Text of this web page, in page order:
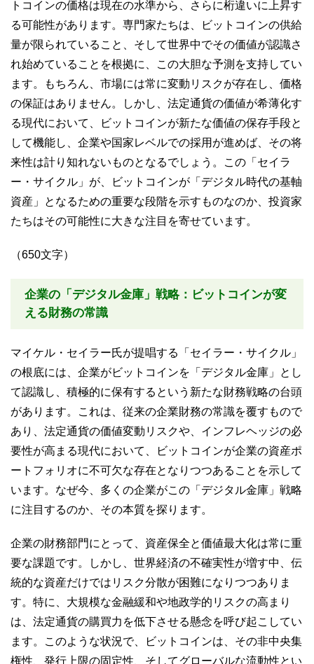
トコインの価格は現在の水準から、さらに桁違いに上昇す
る可能性があります。専門家たちは、ビットコインの供給
量が限られていること、そして世界中でその価値が認識さ
れ始めていることを根拠に、この大胆な予測を支持してい
ます。もちろん、市場には常に変動リスクが存在し、価格
の保証はありません。しかし、法定通貨の価値が希薄化す
る現代において、ビットコインが新たな価値の保存手段と
して機能し、企業や国家レベルでの採用が進めば、その将
来性は計り知れないものとなるでしょう。この「セイラ
ー・サイクル」が、ビットコインが「デジタル時代の基軸
資産」となるための重要な段階を示すものなのか、投資家
たちはその可能性に大きな注目を寄せています。
（650文字）
企業の「デジタル金庫」戦略：ビットコインが変
える財務の常識
マイケル・セイラー氏が提唱する「セイラー・サイクル」
の根底には、企業がビットコインを「デジタル金庫」とし
て認識し、積極的に保有するという新たな財務戦略の台頭
があります。これは、従来の企業財務の常識を覆すもので
あり、法定通貨の価値変動リスクや、インフレヘッジの必
要性が高まる現代において、ビットコインが企業の資産ポ
ートフォリオに不可欠な存在となりつつあることを示して
います。なぜ今、多くの企業がこの「デジタル金庫」戦略
に注目するのか、その本質を探ります。
企業の財務部門にとって、資産保全と価値最大化は常に重
要な課題です。しかし、世界経済の不確実性が増す中、伝
統的な資産だけではリスク分散が困難になりつつありま
す。特に、大規模な金融緩和や地政学的リスクの高まり
は、法定通貨の購買力を低下させる懸念を呼び起こしてい
ます。このような状況で、ビットコインは、その非中央集
権性、発行上限の固定性、そしてグローバルな流動性とい